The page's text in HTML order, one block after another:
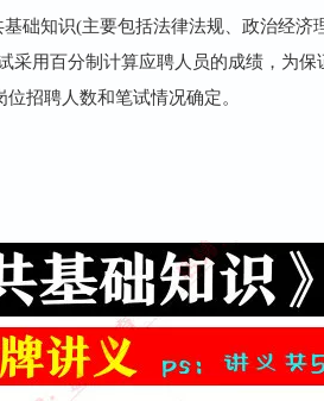
础知识(主要包括法律法规、政治经济
采用百分制计算应聘人员的成绩，为
招聘人数和笔试情况确定。